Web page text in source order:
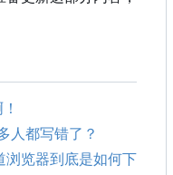
人都写错了？
浏览器到底是如何下